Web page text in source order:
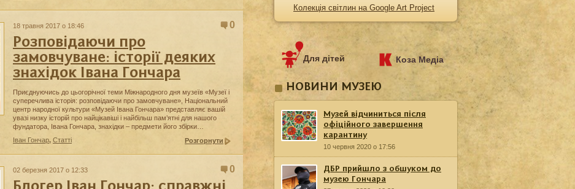
18 травня 2017 о 18:46 0
Розповідаючи про
замовчуване: історії деяких
знахідок Івана Гончара
Приєднуючись до цьогорічної теми Міжнародного дня музеїв «Музеї і
суперечлива історія: розповідаючи про замовчуване», Національний
центр народної культури «Музей Івана Гончара» представляє вашій
увазі низку історій про найцікавіші і найбільш пам’ятні для нашого
фундатора, Івана Гончара, знахідки – предмети його збірки…
Іван Гончар, Статті Розгорнути
02 березня 2017 о 12:33 0
Колекція світлин на Google Art Project
Для дітей Коза Медіа
НОВИНИ МУЗЕЮ
Музей відчиниться після
офіційного завершення
карантину
10 червня 2020 о 17:56
ДБР прийшло з обшуком до
музею Гончара